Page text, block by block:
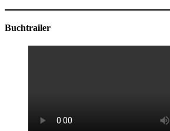
Buchtrailer